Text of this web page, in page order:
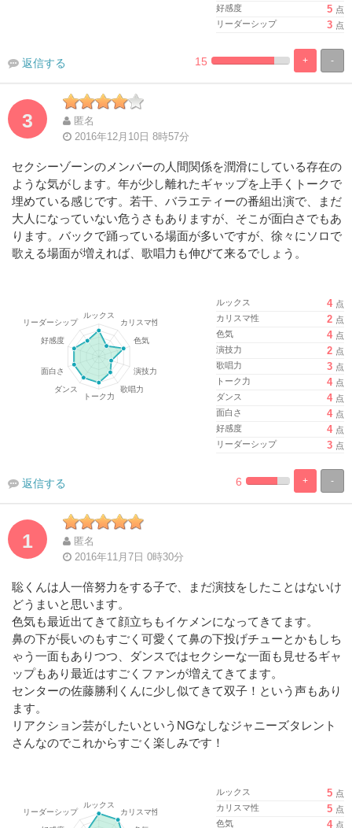
好感度
5 点
リーダーシップ
3 点
-
+
%
100%
15
返信する
3
匿名
2016年12月10日 8時57分
セクシーゾーンのメンバーの人間関係を潤滑にしている存在の
ような気がします。年が少し離れたギャップを上手くトークで
埋めている感じです。若干、バラエティーの番組出演で、まだ
大人になっていない危うさもありますが、そこが面白さでもあ
ります。バックで踊っている場面が多いですが、徐々にソロで
歌える場面が増えれば、歌唱力も伸びて来るでしょう。
ルックス 4 点
カリスマ性
2 点
色気
4 点
演技力
2 点
歌唱力
3 点
トーク力
4 点
ダンス
4 点
面白さ
4 点
好感度
4 点
リーダーシップ
3 点
-
+
%
100%
6
返信する
1
匿名
2016年11月7日 0時30分
聡くんは人一倍努力をする子で、まだ演技をしたことはないけ
どうまいと思います。
色気も最近出てきて顔立ちもイケメンになってきてます。
鼻の下が長いのもすごく可愛くて鼻の下投げチューとかもしち
ゃう一面もありつつ、ダンスではセクシーな一面も見せるギャ
ップもあり最近はすごくファンが増えてきてます。
センターの佐藤勝利くんに少し似てきて双子！という声もあり
ます。
リアクション芸がしたいというNGなしなジャニーズタレント
さんなのでこれからすごく楽しみです！
ルックス 5 点
カリスマ性
5 点
色気
4 点